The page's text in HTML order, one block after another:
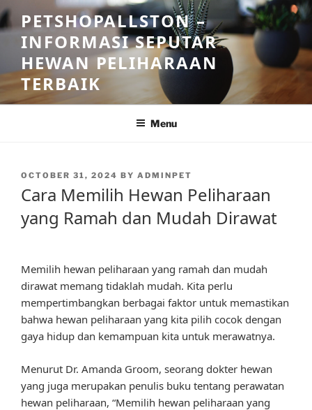
Skip
to
content
PETSHOPALLSTON –
INFORMASI SEPUTAR
HEWAN PELIHARAAN
TERBAIK
Menu
POSTED
OCTOBER 31, 2024 BY ADMINPET
Cara Memilih Hewan Peliharaan
yang Ramah dan Mudah Dirawat
Memilih hewan peliharaan yang ramah dan mudah
dirawat memang tidaklah mudah. Kita perlu
mempertimbangkan berbagai faktor untuk memastikan
bahwa hewan peliharaan yang kita pilih cocok dengan
gaya hidup dan kemampuan kita untuk merawatnya.
Menurut Dr. Amanda Groom, seorang dokter hewan
yang juga merupakan penulis buku tentang perawatan
hewan peliharaan, “Memilih hewan peliharaan yang